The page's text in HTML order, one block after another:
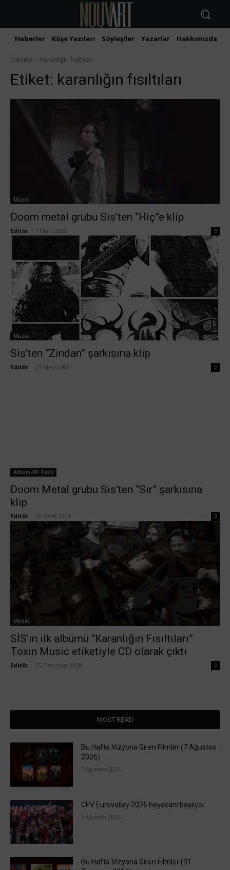
Haberler Köşe Yazıları Söyleşiler Yazarlar Hakkımızda
Etiketler Karanlığın fısıltıları
Etiket: karanlığın fısıltıları
Müzik
Doom metal grubu Sis’ten “Hiç”e klip
Editör 7 Mart 2022 0
Müzik
Sis’ten “Zindan” şarkısına klip
Editör 21 Mayıs 2021 0
Albüm-EP-Tekli
Doom Metal grubu Sis’ten “Sır” şarkısına
klip
Editör 22 Ocak 2021 0
Müzik
SİS’in ilk albümü “Karanlığın Fısıltıları”
Toxin Music etiketiyle CD olarak çıktı
Editör 25 Temmuz 2020 0
MOST READ
Bu Hafta Vizyona Giren Filmler (7 Ağustos
2026)
7 Ağustos 2026
CEV Eurovolley 2026 heyecanı başlıyor
3 Ağustos 2026
Bu Hafta Vizyona Giren Filmler (31